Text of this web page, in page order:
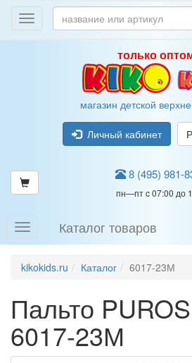
только
магазин детской
Личный кабинет
8 (495) 981-
пн—пт c 07:00 до
Каталог товаров
kikokids.ru Каталог 6017-23М
Пальто
6017-23М